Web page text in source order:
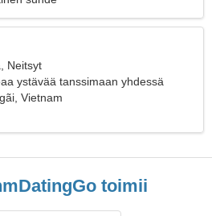
Neitsyt
ystävää tanssimaan yhdessä
Vietnam
toimii